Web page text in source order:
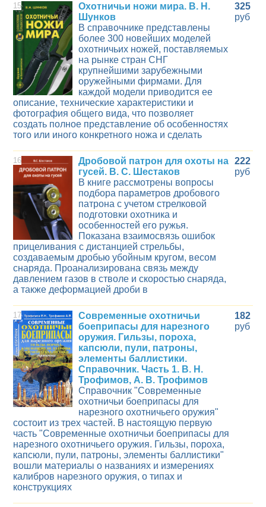
15
Охотничьи ножи мира. В. Н.
Шунков
В справочнике представлены
более 300 новейших моделей
охотничьих ножей, поставляемых
на рынке стран СНГ
крупнейшими зарубежными
оружейными фирмами. Для
каждой модели приводится ее
описание, технические характеристики и
фотография общего вида, что позволяет
создать полное представление об особенностях
того или иного конкретного ножа и сделать
325
руб
16
Дробовой патрон для охоты на
гусей. В. С. Шестаков
В книге рассмотрены вопросы
подбора параметров дробового
патрона с учетом стрелковой
подготовки охотника и
особенностей его ружья.
Показана взаимосвязь ошибок
прицеливания с дистанцией стрельбы,
создаваемым дробью убойным кругом, весом
снаряда. Проанализирована связь между
давлением газов в стволе и скоростью снаряда,
а также деформацией дроби в
222
руб
17
Современные охотничьи
боеприпасы для нарезного
оружия. Гильзы, пороха,
капсюли, пули, патроны,
элементы баллистики.
Справочник. Часть 1. В. Н.
Трофимов, А. В. Трофимов
Справочник "Современные
охотничьи боеприпасы для
нарезного охотничьего оружия"
состоит из трех частей. В настоящую первую
часть "Современные охотничьи боеприпасы для
нарезного охотничьего оружия. Гильзы, пороха,
капсюли, пули, патроны, элементы баллистики"
вошли материалы о названиях и измерениях
калибров нарезного оружия, о типах и
конструкциях
182
руб